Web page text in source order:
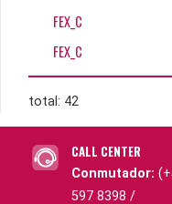
FEX_C
FEX_C
total: 42
CALL CENTER
Conmutador:
597 8398 /